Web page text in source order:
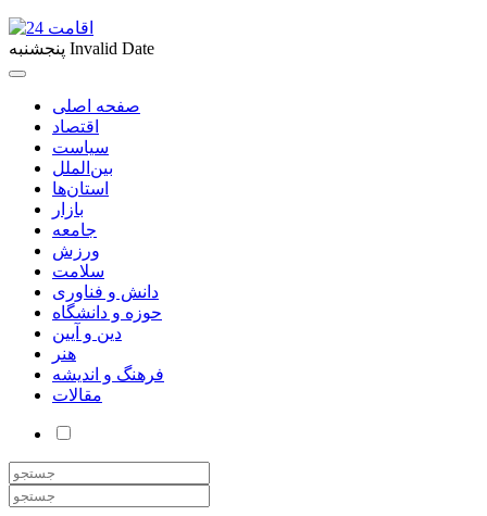
پنجشنبه Invalid Date
صفحه اصلی
اقتصاد
سیاست
بین‌الملل
استان‌ها
بازار
جامعه
ورزش
سلامت
دانش و فناوری
حوزه و دانشگاه
دین و آیین
هنر
فرهنگ و اندیشه
مقالات